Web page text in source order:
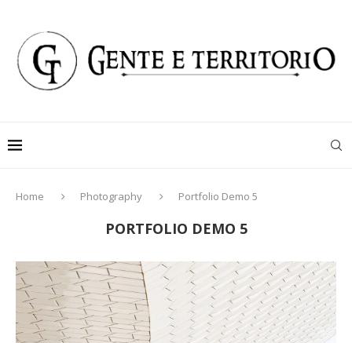
Home Photography Portfolio Demo 5
PORTFOLIO DEMO 5